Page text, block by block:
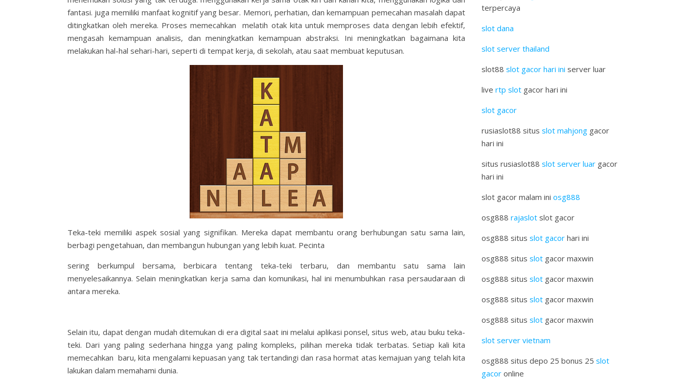
fantasi. juga memiliki manfaat kognitif yang besar. Memori, perhatian, dan kemampuan pemecahan masalah dapat
ditingkatkan oleh mereka. Proses memecahkan melatih otak kita untuk memproses data dengan lebih efektif,
mengasah kemampuan analisis, dan meningkatkan kemampuan abstraksi. Ini meningkatkan bagaimana kita
melakukan hal-hal sehari-hari, seperti di tempat kerja, di sekolah, atau saat membuat keputusan.
Teka-teki memiliki aspek sosial yang signifikan. Mereka dapat membantu orang berhubungan satu sama lain,
berbagi pengetahuan, dan membangun hubungan yang lebih kuat. Pecinta
sering berkumpul bersama, berbicara tentang teka-teki terbaru, dan membantu satu sama lain
menyelesaikannya. Selain meningkatkan kerja sama dan komunikasi, hal ini menumbuhkan rasa persaudaraan di
antara mereka.
Selain itu, dapat dengan mudah ditemukan di era digital saat ini melalui aplikasi ponsel, situs web, atau buku teka-
teki. Dari yang paling sederhana hingga yang paling kompleks, pilihan mereka tidak terbatas. Setiap kali kita
memecahkan baru, kita mengalami kepuasan yang tak tertandingi dan rasa hormat atas kemajuan yang telah kita
lakukan dalam memahami dunia.
terpercaya
slot dana
slot server thailand
slot88 slot gacor hari ini server luar
live rtp slot gacor hari ini
slot gacor
rusiaslot88 situs slot mahjong gacor
hari ini
situs rusiaslot88 slot server luar gacor
hari ini
slot gacor malam ini osg888
osg888 rajaslot slot gacor
osg888 situs slot gacor hari ini
osg888 situs slot gacor maxwin
osg888 situs slot gacor maxwin
osg888 situs slot gacor maxwin
osg888 situs slot gacor maxwin
slot server vietnam
osg888 situs depo 25 bonus 25 slot
gacor online